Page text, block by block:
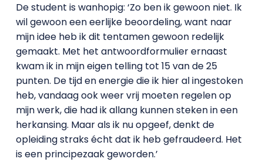
De student is wanhopig: ‘Zo ben ik gewoon niet. Ik
wil gewoon een eerlijke beoordeling, want naar
mijn idee heb ik dit tentamen gewoon redelijk
gemaakt. Met het antwoordformulier ernaast
kwam ik in mijn eigen telling tot 15 van de 25
punten. De tijd en energie die ik hier al ingestoken
heb, vandaag ook weer vrij moeten regelen op
mijn werk, die had ik allang kunnen steken in een
herkansing. Maar als ik nu opgeef, denkt de
opleiding straks écht dat ik heb gefraudeerd. Het
is een principezaak geworden.’